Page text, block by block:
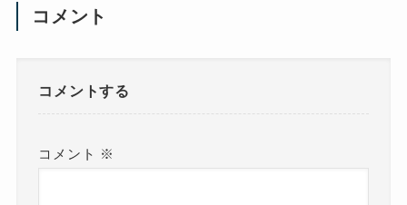
コメント
コメントする
コメント ※